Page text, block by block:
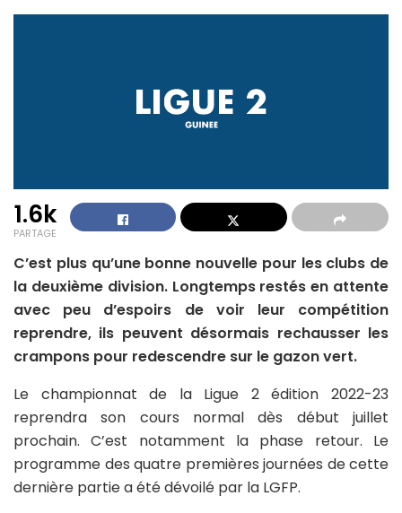
1.6k
PARTAGE
C’est plus qu’une bonne nouvelle pour les clubs de
la deuxième division. Longtemps restés en attente
avec peu d’espoirs de voir leur compétition
reprendre, ils peuvent désormais rechausser les
crampons pour redescendre sur le gazon vert.
Le championnat de la Ligue 2 édition 2022-23
reprendra son cours normal dès début juillet
prochain. C’est notamment la phase retour. Le
programme des quatre premières journées de cette
dernière partie a été dévoilé par la LGFP.